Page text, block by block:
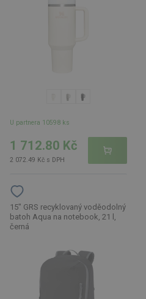
U partnera 10598 ks
1 712.80 Kč
2 072.49 Kč s DPH
15" GRS recyklovaný voděodolný
batoh Aqua na notebook, 21 l,
černá